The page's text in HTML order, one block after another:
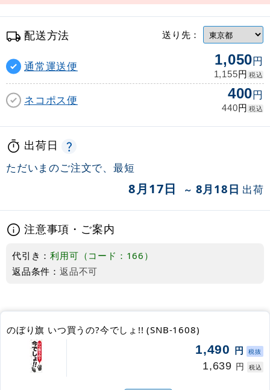
配送方法 送り先：
通常運送便 1,050円
1,155円 税込
ネコポス便 400円
440円 税込
出荷日
ただいまのご注文で、最短
8月17日 ～ 8月18日 出荷
注意事項・ご案内
代引き：利用可（コード：166）
返品条件： 返品不可
のぼり旗 いつ買うの?今でしょ!! (SNB-1608)
1,490 円 税抜
1,639 円 税込